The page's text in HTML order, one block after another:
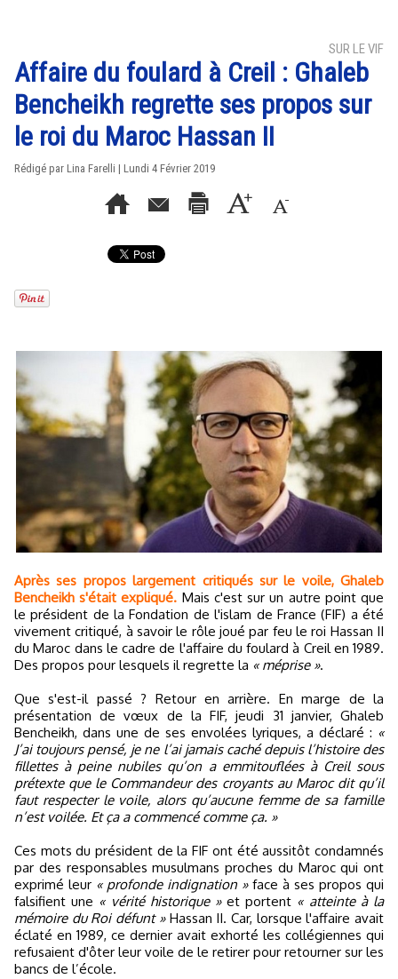
SUR LE VIF
Affaire du foulard à Creil : Ghaleb
Bencheikh regrette ses propos sur
le roi du Maroc Hassan II
Rédigé par Lina Farelli | Lundi 4 Février 2019
Après ses propos largement critiqués sur le voile, Ghaleb
Bencheikh s'était expliqué. Mais c'est sur un autre point que
le président de la Fondation de l'islam de France (FIF) a été
vivement critiqué, à savoir le rôle joué par feu le roi Hassan II
du Maroc dans le cadre de l'affaire du foulard à Creil en 1989.
Des propos pour lesquels il regrette la « méprise ».
Que s'est-il passé ? Retour en arrière. En marge de la
présentation de vœux de la FIF, jeudi 31 janvier, Ghaleb
Bencheikh, dans une de ses envolées lyriques, a déclaré : «
J’ai toujours pensé, je ne l’ai jamais caché depuis l’histoire des
fillettes à peine nubiles qu’on a emmitouflées à Creil sous
prétexte que le Commandeur des croyants au Maroc dit qu’il
faut respecter le voile, alors qu’aucune femme de sa famille
n’est voilée. Et ça a commencé comme ça. »
Ces mots du président de la FIF ont été aussitôt condamnés
par des responsables musulmans proches du Maroc qui ont
exprimé leur « profonde indignation »face à ses propos qui
falsifient une « vérité historique »et portent « atteinte à la
mémoire du Roi défunt »Hassan II. Car, lorsque l'affaire avait
éclaté en 1989, ce dernier avait exhorté les collégiennes qui
refusaient d'ôter leur voile de le retirer pour retourner sur les
bancs de l’école.